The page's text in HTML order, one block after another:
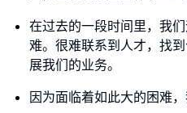
在过去的一段时间里，我
难。很难联系到人才，找
展我们的业务。
因为面临着如此大的困难